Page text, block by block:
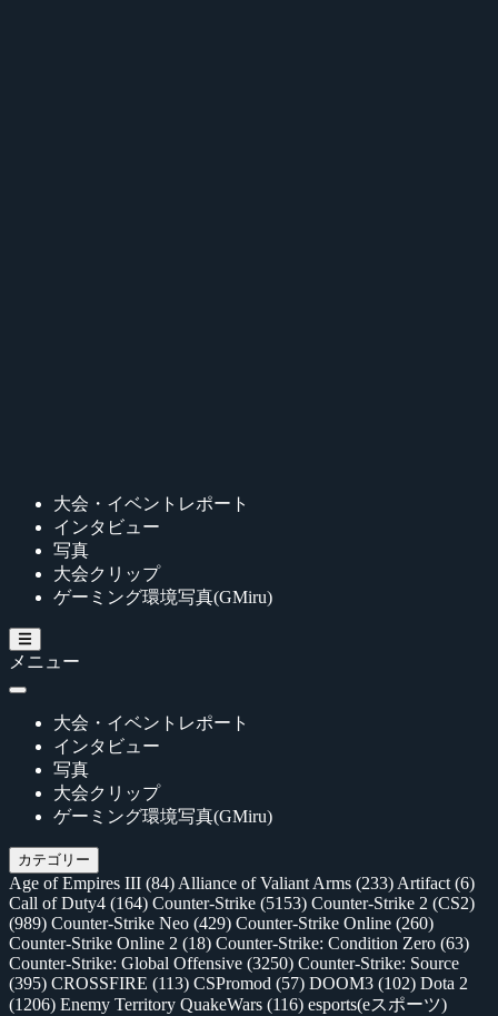
大会・イベントレポート
インタビュー
写真
大会クリップ
ゲーミング環境写真(GMiru)
メニュー
大会・イベントレポート
インタビュー
写真
大会クリップ
ゲーミング環境写真(GMiru)
カテゴリー
Age of Empires III (84) Alliance of Valiant Arms (233) Artifact (6)
Call of Duty4 (164) Counter-Strike (5153) Counter-Strike 2 (CS2)
(989) Counter-Strike Neo (429) Counter-Strike Online (260)
Counter-Strike Online 2 (18) Counter-Strike: Condition Zero (63)
Counter-Strike: Global Offensive (3250) Counter-Strike: Source
(395) CROSSFIRE (113) CSPromod (57) DOOM3 (102) Dota 2
(1206) Enemy Territory QuakeWars (116) esports(eスポーツ)